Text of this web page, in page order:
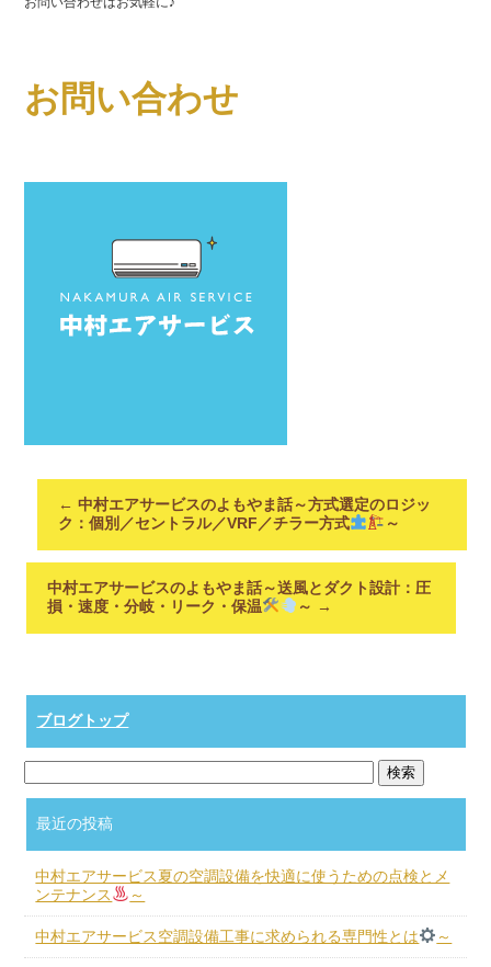
お問い合わせ
← 中村エアサービスのよもやま話～方式選定のロジッ
ク：個別／セントラル／VRF／チラー方式
～
中村エアサービスのよもやま話～送風とダクト設計：圧
損・速度・分岐・リーク・保温
～ →
ブログトップ
最近の投稿
中村エアサービス夏の空調設備を快適に使うための点検とメ
ンテナンス
～
中村エアサービス空調設備工事に求められる専門性とは ～